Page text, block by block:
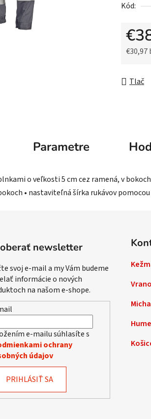
Kód:
€30,97
Tlač
Parametre
o veľkosti 5 cm cez ramená, v
• nastaviteľná šírka rukávov
newsletter
svoj e-mail a my Vám budeme
informácie o nových
na našom e-shope.
e-mailu súhlasíte s
ochrany
údajov
PRIHLÁSIŤ SA